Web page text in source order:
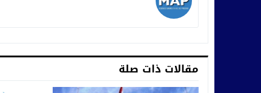
مقالات ذات صلة